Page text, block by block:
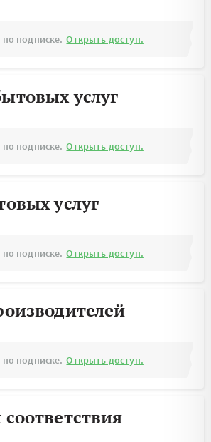
подписке. Открыть доступ.
услуг
подписке. Открыть доступ.
услуг
подписке. Открыть доступ.
подписке. Открыть доступ.